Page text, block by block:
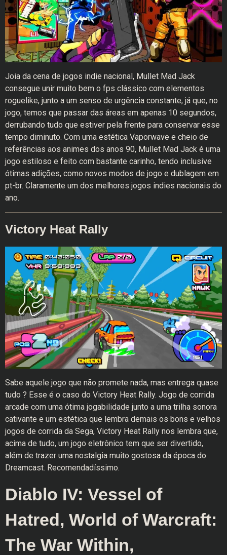
Joia da cena de jogos indie nacional, Mullet Mad Jack
consegue unir muito bem o fps clássico com elementos
roguelike, junto a um senso de urgência constante, já que, no
jogo, temos que passar das áreas em apenas 10 segundos,
derrubando tudo que estiver pela frente para conservar esse
tempo diminuto. Com uma estética Vaporwave e cheio de
referências aos animes dos anos 90, Mullet Mad Jack é uma
jogo estiloso e feito com bastante carinho, tendo inclusive
ótimas adições, como novos modos de jogo e dublagem em
pt-br. Claramente um dos melhores jogos indies nacionais do
ano.
Victory Heat Rally
Sabe aquele jogo que não promete nada, mas entrega quase
tudo ? Esse é o caso do Victory Heat Rally. Jogo de corrida
arcade com uma ótima jogabilidade junto a uma trilha sonora
cativante e um estética que lembra demais os bons e velhos
jogos de corrida da Sega, Victory Heat Rally nos lembra que,
acima de tudo, um jogo eletrônico tem que ser divertido,
além de trazer uma nostalgia muito gostosa da época do
Dreamcast. Recomendadíssimo.
Diablo IV: Vessel of
Hatred, World of Warcraft:
The War Within,